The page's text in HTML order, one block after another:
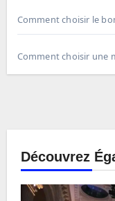
Comment choisir le
Comment choisir une
Découvrez